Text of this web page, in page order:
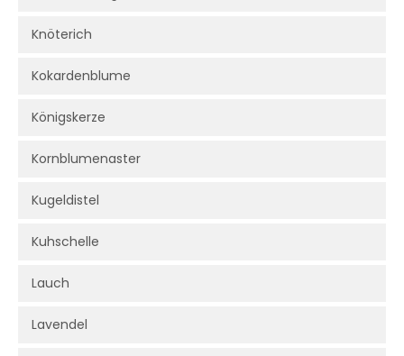
Knöterich
Kokardenblume
Königskerze
Kornblumenaster
Kugeldistel
Kuhschelle
Lauch
Lavendel